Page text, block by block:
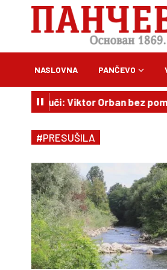
NASLOVNA PANČEVO
u Guči: Viktor Orban bez
#PRESUŠILA